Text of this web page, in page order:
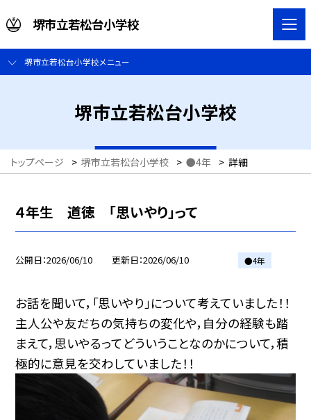
堺市立若松台小学校
堺市立若松台小学校メニュー
堺市立若松台小学校
トップページ > 堺市立若松台小学校 > ●4年 > 詳細
４年生 道徳 「思いやり」って
公開日 2026/06/10 更新日 2026/06/10 ●4年
お話を聞いて，「思いやり」について考えていました！！
主人公や友だちの気持ちの変化や，自分の経験も踏
まえて，思いやるってどういうことなのかについて，積
極的に意見を交わしていました！！